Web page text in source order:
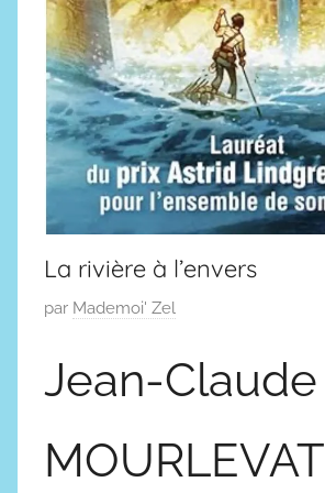
La rivière à l’envers
P
l
é
l
par Mademoi' Zel
Jean-Claude
MOURLEVAT